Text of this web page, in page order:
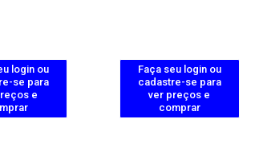
login ou
se para
e
Faça seu login ou
cadastre-se para
ver preços e
comprar